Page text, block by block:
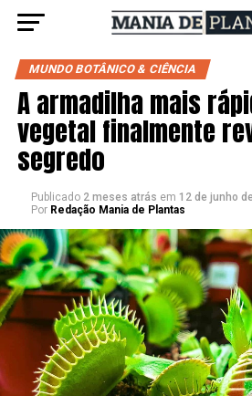
MUNDO BOTÂNICO & CIÊNCIA
A armadilha mais
vegetal finalmente
segredo
Publicado 2 meses atrás em 12 de junho
Por Redação Mania de Plantas